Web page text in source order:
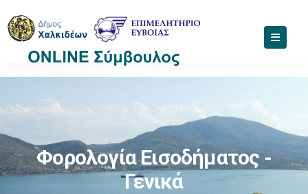
Φορολογία Εισοδήματος -
Γενικά